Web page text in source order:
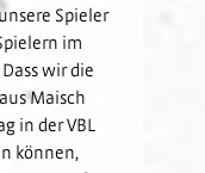
Spieler
im
wir die
Maisch
in der VBL
können,